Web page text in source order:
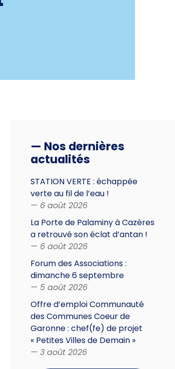
— Nos dernières
actualités
STATION VERTE : échappée
verte au fil de l’eau !
— 6 août 2026
La Porte de Palaminy à Cazères
a retrouvé son éclat d’antan !
— 6 août 2026
Forum des Associations :
dimanche 6 septembre
— 5 août 2026
Offre d’emploi Communauté
des Communes Coeur de
Garonne : chef(fe) de projet
« Petites Villes de Demain »
— 3 août 2026